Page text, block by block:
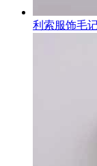
利索服饰毛